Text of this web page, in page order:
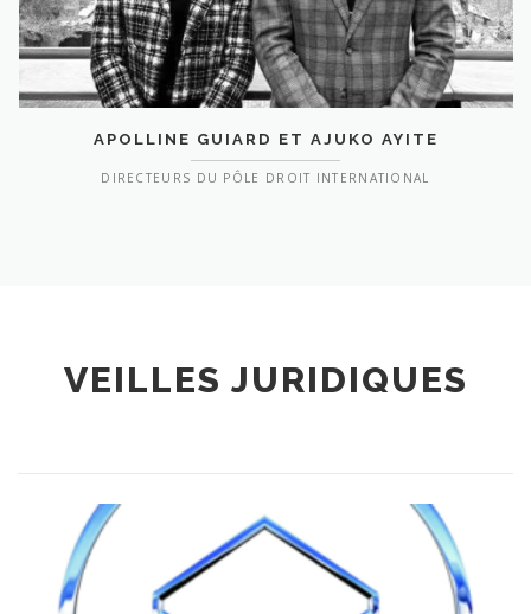
APOLLINE GUIARD ET AJUKO AYITE
DIRECTEURS DU PÔLE DROIT INTERNATIONAL
VEILLES JURIDIQUES